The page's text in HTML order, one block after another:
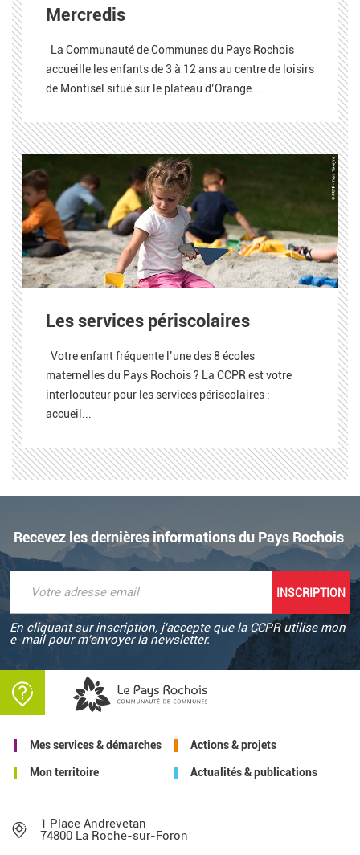
Mercredis
La Communauté de Communes du Pays Rochois
accueille les enfants de 3 à 12 ans au centre de loisirs
de Montisel situé sur le plateau d’Orange...
Les services périscolaires
Votre enfant fréquente l’une des 8 écoles
maternelles du Pays Rochois ? La CCPR est votre
interlocuteur pour les services périscolaires :
accueil...
Recevez les dernières informations du Pays Rochois
En cliquant sur inscription, j'accepte que la CCPR utilise mon
e-mail pour m'envoyer la newsletter.
Mes services & démarches Actions & projets
Mon territoire Actualités & publications
1 Place Andrevetan
74800 La Roche-sur-Foron